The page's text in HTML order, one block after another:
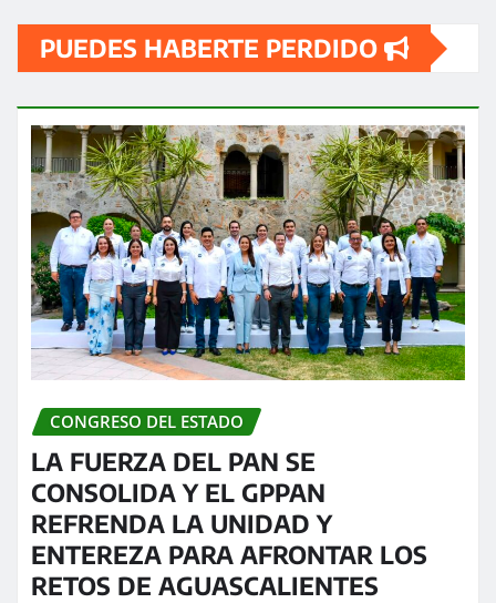
PUEDES HABERTE PERDIDO
CONGRESO DEL ESTADO
LA FUERZA DEL PAN SE
CONSOLIDA Y EL GPPAN
REFRENDA LA UNIDAD Y
ENTEREZA PARA AFRONTAR LOS
RETOS DE AGUASCALIENTES